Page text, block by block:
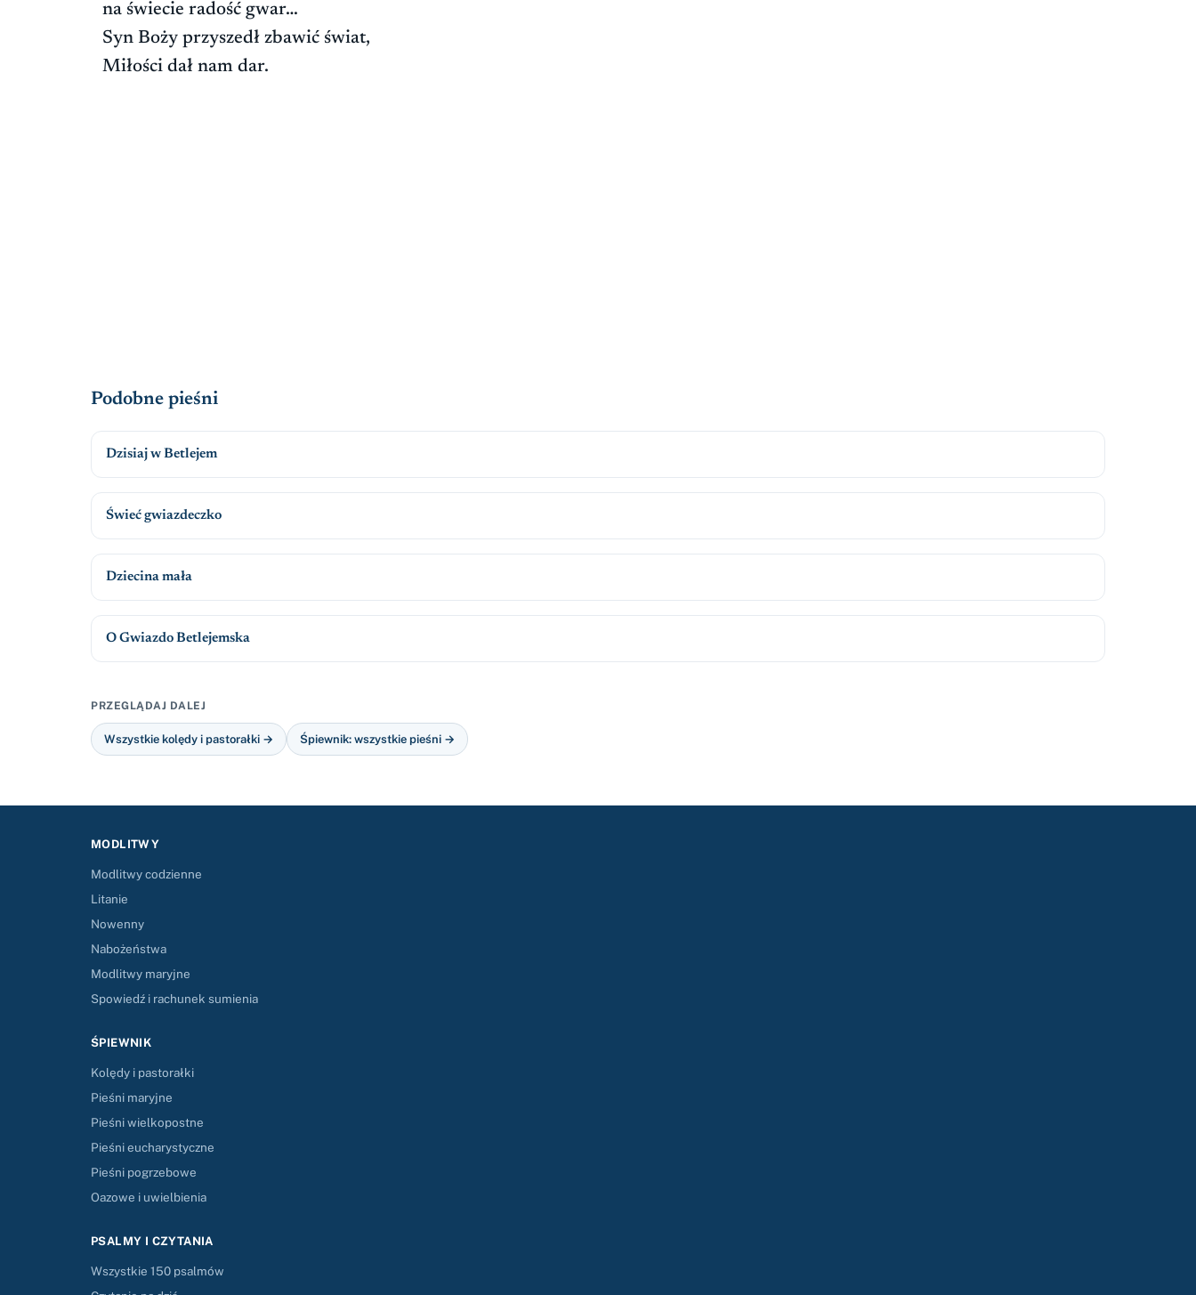
na świecie radość gwar…
Syn Boży przyszedł zbawić świat,
Miłości dał nam dar.
Podobne pieśni
Dzisiaj w Betlejem
Świeć gwiazdeczko
Dziecina mała
O Gwiazdo Betlejemska
PRZEGLĄDAJ DALEJ
Wszystkie kolędy i pastorałki → Śpiewnik: wszystkie pieśni →
MODLITWY
Modlitwy codzienne
Litanie
Nowenny
Nabożeństwa
Modlitwy maryjne
Spowiedź i rachunek sumienia
ŚPIEWNIK
Kolędy i pastorałki
Pieśni maryjne
Pieśni wielkopostne
Pieśni eucharystyczne
Pieśni pogrzebowe
Oazowe i uwielbienia
PSALMY I CZYTANIA
Wszystkie 150 psalmów